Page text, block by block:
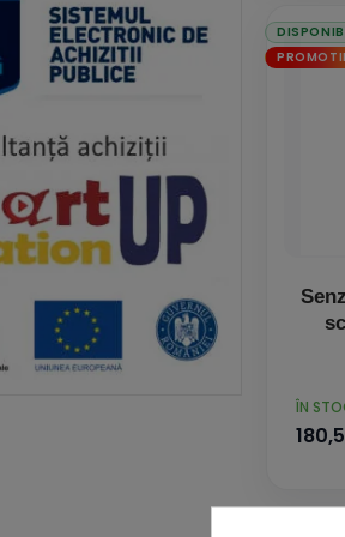
PRET
ÎN